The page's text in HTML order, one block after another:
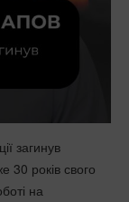
загинув
років свого
на